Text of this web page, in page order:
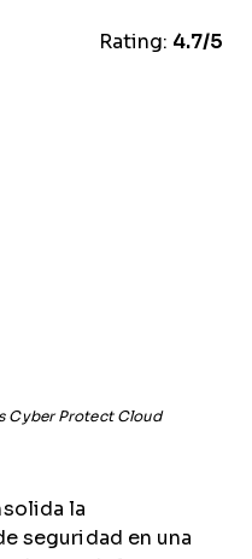
Rating: 4.7/5
Cyber Protect Cloud
la
seguridad en una